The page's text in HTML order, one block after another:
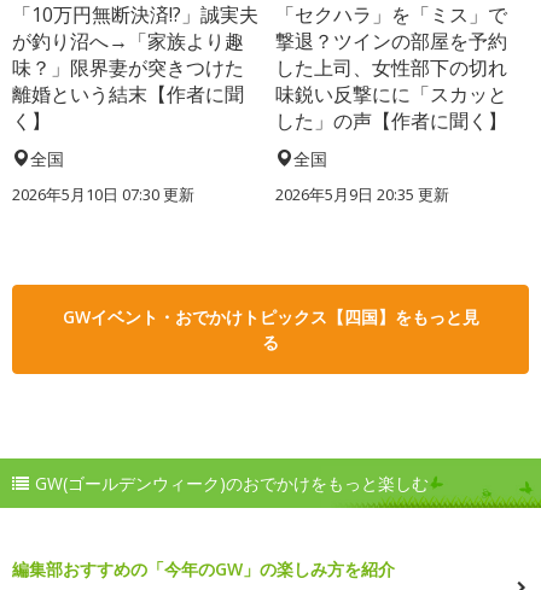
「10万円無断決済!?」誠実夫
が釣り沼へ→「家族より趣
味？」限界妻が突きつけた
離婚という結末【作者に聞
く】
全国
2026年5月10日 07:30 更新
「セクハラ」を「ミス」で
撃退？ツインの部屋を予約
した上司、女性部下の切れ
味鋭い反撃にに「スカッと
した」の声【作者に聞く】
全国
2026年5月9日 20:35 更新
GWイベント・おでかけトピックス【四国】をもっと見
る
GW(ゴールデンウィーク)のおでかけをもっと楽しむ
編集部おすすめの「今年のGW」の楽しみ方を紹介